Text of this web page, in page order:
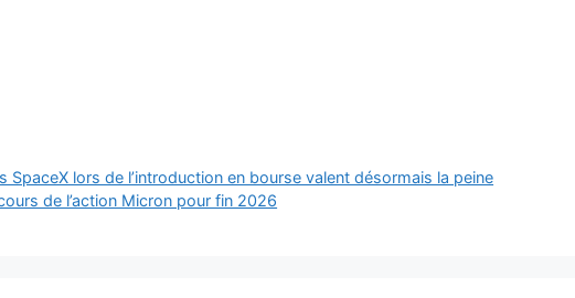
SpaceX lors de l’introduction en bourse valent désormais la peine
de l’action Micron pour fin 2026